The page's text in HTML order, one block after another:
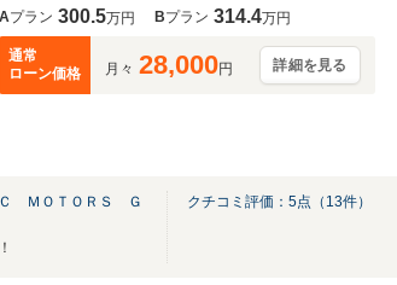
Aプラン 300.5万円 Bプラン 314.4万円
通常
ローン価格
月々 28,000円 詳細を見る
Ｃ ＭＯＴＯＲＳ Ｇ
クチコミ評価： 5点（ 13件）